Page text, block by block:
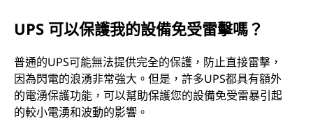
UPS 可以保護我的設備免受雷擊嗎？
普通的UPS可能無法提供完全的保護，防止直接雷擊，
因為閃電的浪湧非常強大。但是，許多UPS都具有額外
的電湧保護功能，可以幫助保護您的設備免受雷暴引起
的較小電湧和波動的影響。